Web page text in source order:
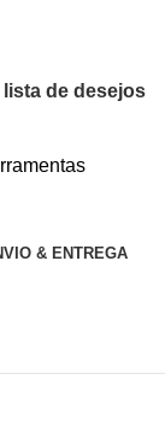
de desejos
& ENTREGA